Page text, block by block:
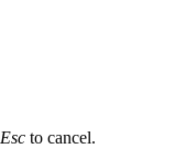
Esc to cancel.